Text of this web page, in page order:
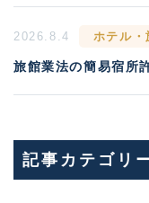
2026.8.4 ホテル・
旅館業法の簡易宿所
記事カテゴリ